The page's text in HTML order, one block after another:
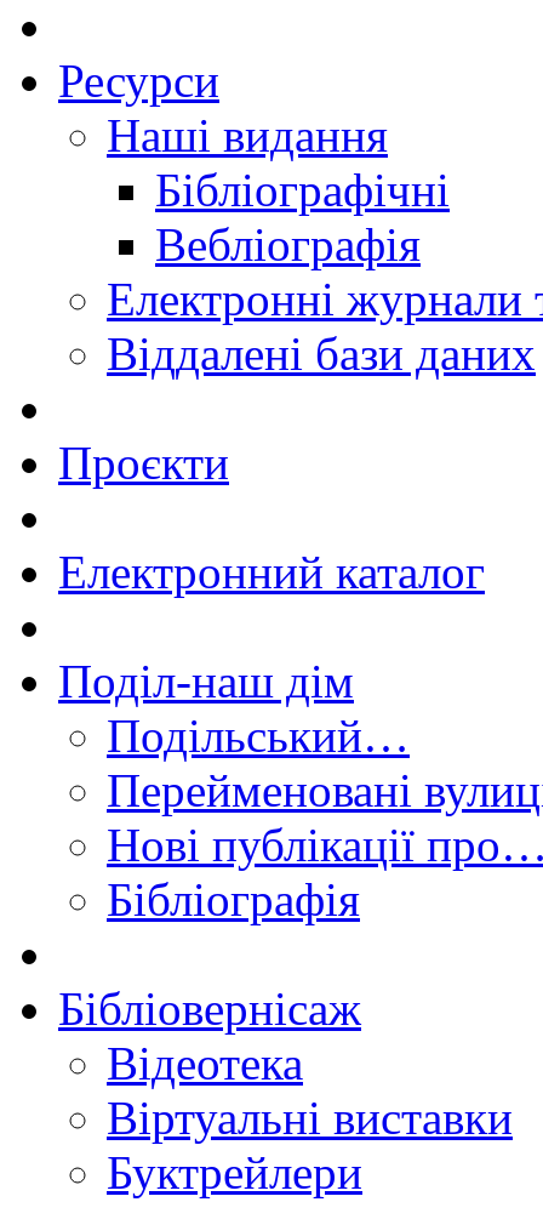
Ресурси
Наші видання
Бібліографічні
Вебліографія
Електронні
Віддалені бази даних
Проєкти
Електронний каталог
Поділ-наш дім
Подільський…
Перейменовані
Нові публікації
Бібліографія
Бібліовернісаж
Відеотека
Віртуальні виставки
Буктрейлери